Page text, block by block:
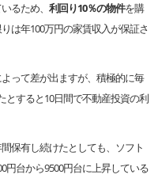
るため、 利回り10％の物件を購
は年100万円の家賃収入が保証さ
って差が出ますが、積極的に毎
とすると10日間で不動産投資の利
保有し続けたとしても、ソフト
円台から9500円台に上昇している